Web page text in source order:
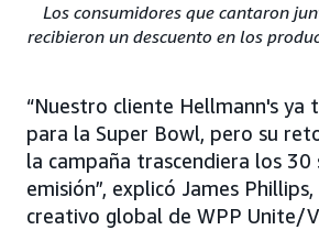
Los consumidores que cantaron
recibieron un descuento en los
“Nuestro cliente Hellmann's ya
para la Super Bowl, pero su
la campaña trascendiera los 30
emisión”, explicó James
creativo global de WPP Unite/